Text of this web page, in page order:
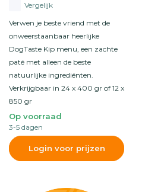
Vergelijk
Verwen je beste vriend met de
onweerstaanbaar heerlijke
DogTaste Kip menu, een zachte
paté met alleen de beste
natuurlijke ingrediënten.
Verkrijgbaar in 24 x 400 gr of 12 x
850 gr
Op voorraad
3-5 dagen
Login voor prijzen